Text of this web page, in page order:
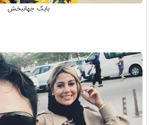
بابک جهانبخش